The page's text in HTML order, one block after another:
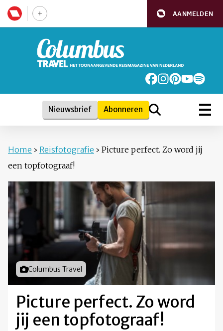
AANMELDEN
Nieuwsbrief Abonneren
Home › Reisfotografie › Picture perfect. Zo word jij
een topfotograaf!
Foto door
Columbus Travel
Picture perfect. Zo word
jij een topfotograaf!